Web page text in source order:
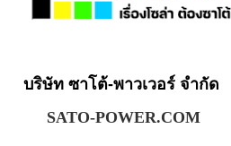
บริษัท ซาโต้-พาวเวอร์ จำกัด
SATO-POWER.COM